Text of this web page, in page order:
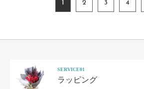
1 2 3 4
SERVICE01
ラッピング